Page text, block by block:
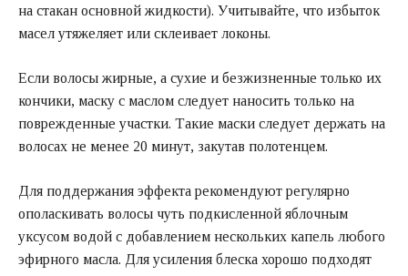
на стакан основной жидкости). Учитывайте, что избыток
масел утяжеляет или склеивает локоны.
Если волосы жирные, а сухие и безжизненные только их
кончики, маску с маслом следует наносить только на
поврежденные участки. Такие маски следует держать на
волосах не менее 20 минут, закутав полотенцем.
Для поддержания эффекта рекомендуют регулярно
ополаскивать волосы чуть подкисленной яблочным
уксусом водой с добавлением нескольких капель любого
эфирного масла. Для усиления блеска хорошо подходят